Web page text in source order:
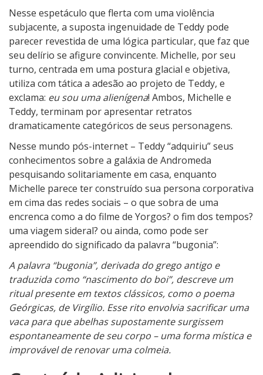
Nesse espetáculo que flerta com uma violência
subjacente, a suposta ingenuidade de Teddy pode
parecer revestida de uma lógica particular, que faz que
seu delírio se afigure convincente. Michelle, por seu
turno, centrada em uma postura glacial e objetiva,
utiliza com tática a adesão ao projeto de Teddy, e
exclama: eu sou uma alienígena! Ambos, Michelle e
Teddy, terminam por apresentar retratos
dramaticamente categóricos de seus personagens.
Nesse mundo pós-internet – Teddy “adquiriu” seus
conhecimentos sobre a galáxia de Andromeda
pesquisando solitariamente em casa, enquanto
Michelle parece ter construído sua persona corporativa
em cima das redes sociais – o que sobra de uma
encrenca como a do filme de Yorgos? o fim dos tempos?
uma viagem sideral? ou ainda, como pode ser
apreendido do significado da palavra “bugonia”:
A palavra “bugonia”, derivada do grego antigo e
traduzida como “nascimento do boi”, descreve um
ritual presente em textos clássicos, como o poema
Geórgicas, de Virgílio. Esse rito envolvia sacrificar uma
vaca para que abelhas supostamente surgissem
espontaneamente de seu corpo – uma forma mística e
improvável de renovar uma colmeia.